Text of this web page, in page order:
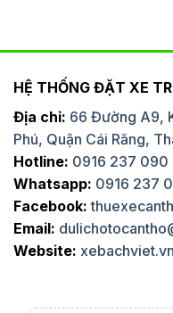
HỆ THỐNG ĐẶT XE
Địa chỉ: 66 Đường A9,
Phú, Quận Cái Răng,
Hotline: 0916 237 090
Whatsapp: 0916 237
Facebook:
Email:
Website: xebachviet.vn